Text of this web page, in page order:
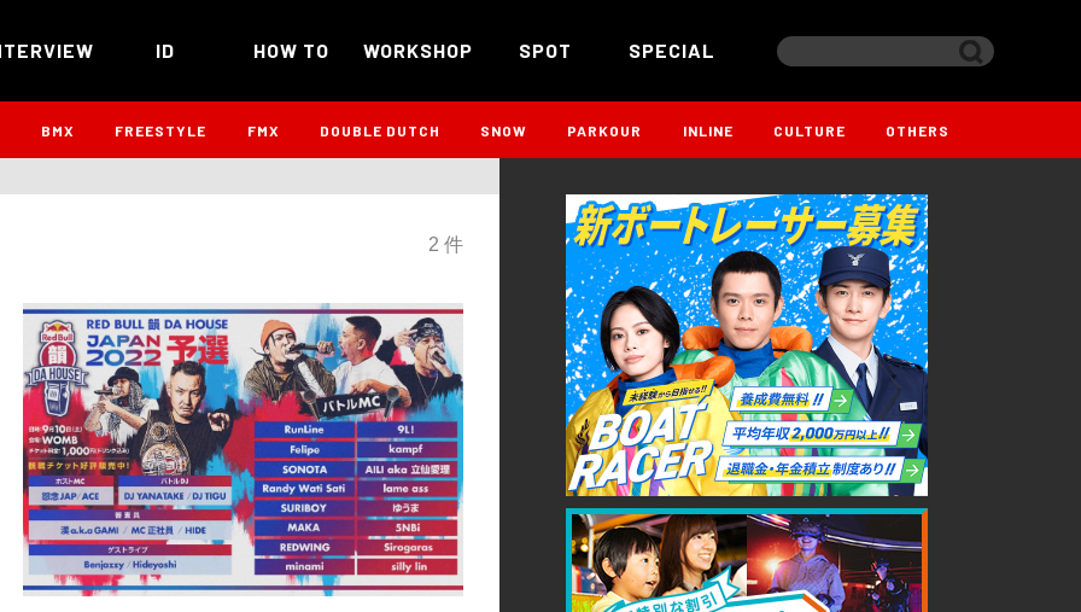
ID HOW TO WORKSHOP SPOT SPECIAL
BMX FREESTYLE FMX DOUBLE DUTCH SNOW PARKOUR INLINE CULTURE OTHERS
2 件